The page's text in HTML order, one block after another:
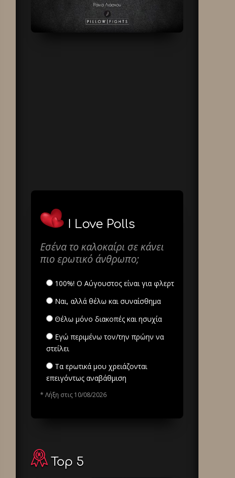
I Love Polls
Εσένα το καλοκαίρι σε κάνει
πιο ερωτικό άνθρωπο;
100%! Ο Αύγουστος είναι για φλερτ
Ναι, αλλά θέλω και συναίσθημα
Θέλω μόνο διακοπές και ησυχία
Εγώ περιμένω τον/την πρώην να
στείλει
Τα ερωτικά μου χρειάζονται
επειγόντως αναβάθμιση
* Λήξη στις 10/08/2026
Top 5